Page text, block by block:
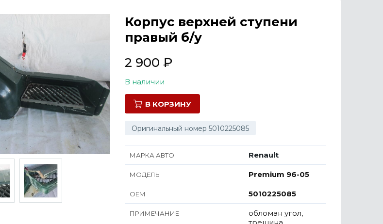
Корпус верхней ступени
правый б/у
2 900 ₽
В наличии
В КОРЗИНУ
Оригинальный номер 5010225085
МАРКА АВТО Renault
МОДЕЛЬ Premium 96-05
ОЕМ 5010225085
ПРИМЕЧАНИЕ
обломан угол,